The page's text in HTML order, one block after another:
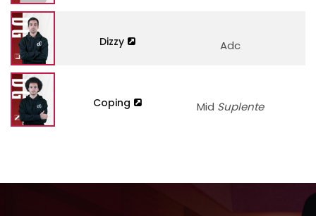
Dizzy Adc
Coping Mid Suplente